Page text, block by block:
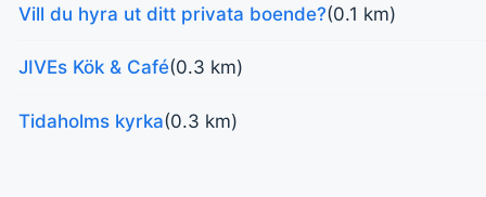
Vill du hyra ut ditt privata boende?(0.1 km)
JIVEs Kök & Café(0.3 km)
Tidaholms kyrka(0.3 km)